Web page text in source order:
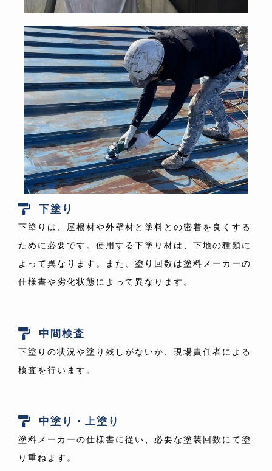
下塗り
下塗りは、屋根材や外壁材と塗料との密着を良くする
ために必要です。使用する下塗り材は、下地の種類に
よって異なります。また、塗り回数は塗料メーカーの
仕様書や劣化状態によって異なります。
中間検査
下塗りの状況や塗り残しがないか、現場責任者による
検査を行います。
中塗り・上塗り
塗料メーカーの仕様書に従い、必要な塗装回数にて塗
り重ねます。